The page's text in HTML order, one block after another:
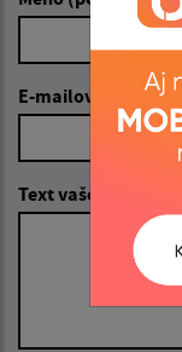
E-mailová adresa
Text vašej správy